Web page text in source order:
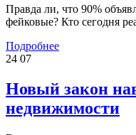
Правда ли, что 90%
фейковые? Кто сегодня
Подробнее
24 07
Новый закон
недвижимости